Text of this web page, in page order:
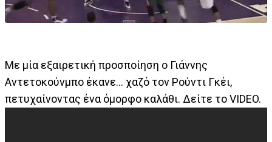
Με μία εξαιρετική προσποίηση ο Γιάννης
Αντετοκούνμπο έκανε... χαζό τον Ρούντι Γκέι,
πετυχαίνοντας ένα όμορφο καλάθι. Δείτε το VIDEO.